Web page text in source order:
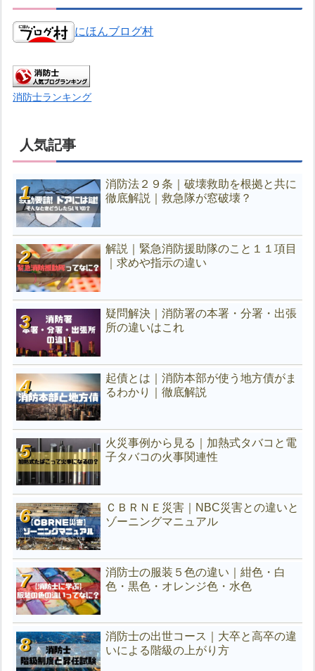
にほんブログ村
消防士ランキング
人気記事
消防法２９条｜破壊救助を根拠と共に
徹底解説｜救急隊が窓破壊？
解説｜緊急消防援助隊のこと１１項目
｜求めや指示の違い
疑問解決｜消防署の本署・分署・出張
所の違いはこれ
起債とは｜消防本部が使う地方債がま
るわかり｜徹底解説
火災事例から見る｜加熱式タバコと電
子タバコの火事関連性
ＣＢＲＮＥ災害｜NBC災害との違いと
ゾーニングマニュアル
消防士の服装５色の違い｜紺色・白
色・黒色・オレンジ色・水色
消防士の出世コース｜大卒と高卒の違
いによる階級の上がり方